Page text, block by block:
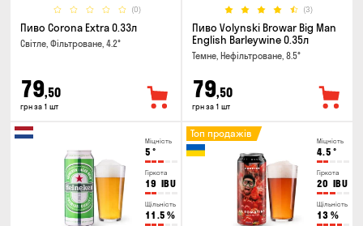
(0)
Пиво Corona Extra 0.33л
Світле, Фільтроване, 4.2°
79,50
грн за 1 шт
(3)
Пиво Volynski Browar Big Man
English Barleywine 0.35л
Темне, Нефільтроване, 8.5°
79,50
грн за 1 шт
Міцність
5 °
Гіркота
19 IBU
Щільність
11.5 %
Міцність
4.5 °
Гіркота
20 IBU
Щільність
13 %
Топ продажів